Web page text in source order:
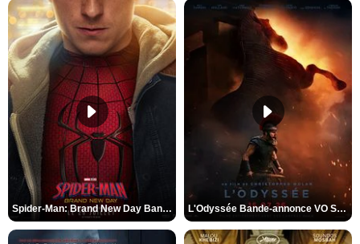
Spider-Man: Brand New Day Bande-annonce VO STFR L'Odyssée Bande-annonce VO STFR